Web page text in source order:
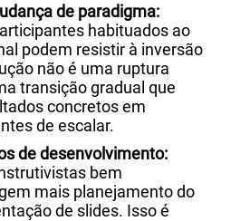
de paradigma:
habituados ao
podem resistir à inversão
não é uma ruptura
transição gradual que
concretos em
de escalar.
de desenvolvimento:
bem
mais planejamento do
de slides. Isso é